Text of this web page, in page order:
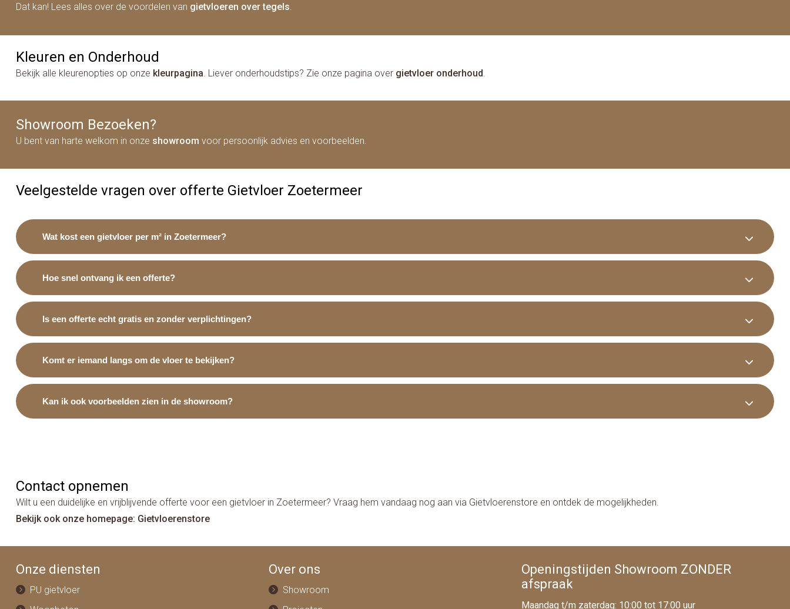
Dat kan! Lees alles over de voordelen van gietvloeren over tegels.
Kleuren en Onderhoud
Bekijk alle kleurenopties op onze kleurpagina . Liever onderhoudstips? Zie onze pagina over gietvloer onderhoud
Showroom Bezoeken?
U bent van harte welkom in onze showroom voor persoonlijk advies en voorbeelden.
Veelgestelde vragen over offerte Gietvloer Zoetermeer
Wat kost een gietvloer per m² in Zoetermeer?
Hoe snel ontvang ik een offerte?
Is een offerte echt gratis en zonder verplichtingen?
Komt er iemand langs om de vloer te bekijken?
Kan ik ook voorbeelden zien in de showroom?
Contact opnemen
Wilt u een duidelijke en vrijblijvende offerte voor een gietvloer in Zoetermeer? Vraag hem vandaag nog aan via Gietvloerenstore en ontdek de mogelijkheden.
Bekijk ook onze homepage: Gietvloerenstore
Onze diensten
PU gietvloer
Over ons
Showroom
Openingstijden Showroom ZONDER
afspraak
Maandag t/m zaterdag: 10:00 tot 17:00 uur